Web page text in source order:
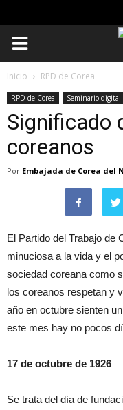
Inicio RPD de Corea
RPD de Corea Seminario digital
Significado
coreanos
Por Embajada de Corea del
El Partido del Trabajo de
minuciosa a la vida y el
sociedad coreana como
los coreanos respetan y
año en octubre sienten
este mes hay no pocos
17 de octubre de 1926
Se trata del día de